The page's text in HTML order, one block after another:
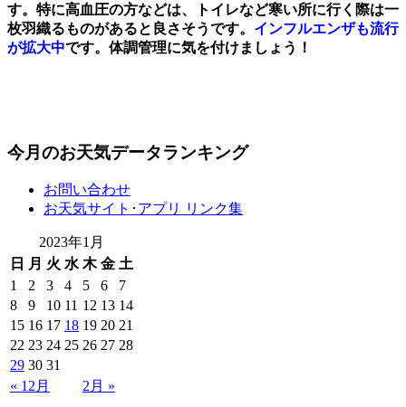
す。特に高血圧の方などは、トイレなど寒い所に行く際は一
枚羽織るものがあると良さそうです。 インフルエンザも流行
が拡大中です。体調管理に気を付けましょう！
今月のお天気データランキング
お問い合わせ
お天気サイト･アプリ リンク集
2023年1月
日 月 火 水 木 金 土
« 12月 2月 »
1 2 3 4 5 6
7
8
9 10 11 12 13 14
15 16 17 18 19 20 21
22 23 24 25 26 27 28
29 30 31